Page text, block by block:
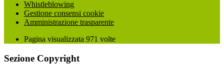
Whistleblowing
Gestione consensi cookie
Amministrazione trasparente
Pagina visualizzata 971 volte
Sezione Copyright